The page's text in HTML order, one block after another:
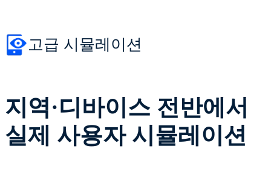
고급 시뮬레이션
지역·디바이스 전반에서
실제 사용자 시뮬레이션